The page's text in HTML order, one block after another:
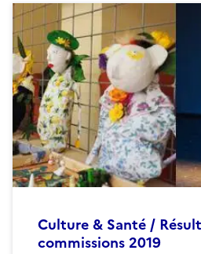
Culture & Santé /
commissions 2019